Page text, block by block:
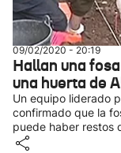
09/02/2020 - 20:19
Hallan una
una huerta de
Un equipo liderado
confirmado que la
puede haber restos